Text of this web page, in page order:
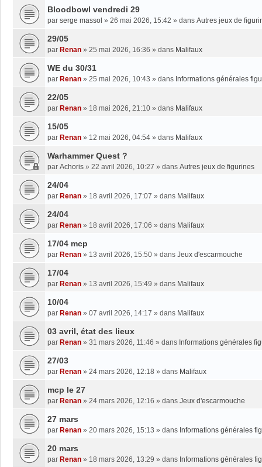
Bloodbowl vendredi 29
par serge massol » 26 mai 2026, 15:42 » dans Autres jeux de
29/05
par Renan » 25 mai 2026, 16:36 » dans Malifaux
WE du 30/31
par Renan » 25 mai 2026, 10:43 » dans Informations générales
22/05
par Renan » 18 mai 2026, 21:10 » dans Malifaux
15/05
par Renan » 12 mai 2026, 04:54 » dans Malifaux
Warhammer Quest ?
par Achoris » 22 avril 2026, 10:27 » dans Autres jeux de figurines
24/04
par Renan » 18 avril 2026, 17:07 » dans Malifaux
24/04
par Renan » 18 avril 2026, 17:06 » dans Malifaux
17/04 mcp
par Renan » 13 avril 2026, 15:50 » dans Jeux d'escarmouche
17/04
par Renan » 13 avril 2026, 15:49 » dans Malifaux
10/04
par Renan » 07 avril 2026, 14:17 » dans Malifaux
03 avril, état des lieux
par Renan » 31 mars 2026, 11:46 » dans Informations générales
27/03
par Renan » 24 mars 2026, 12:18 » dans Malifaux
mcp le 27
par Renan » 24 mars 2026, 12:16 » dans Jeux d'escarmouche
27 mars
par Renan » 20 mars 2026, 15:13 » dans Informations générales
20 mars
par Renan » 18 mars 2026, 13:29 » dans Informations générales